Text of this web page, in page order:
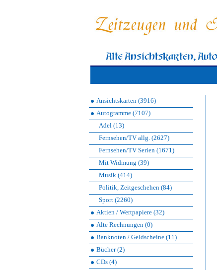
Ansichtskarten (3916)
Autogramme (7107)
Adel (13)
Fernsehen/TV allg. (2627)
Fernsehen/TV Serien (1671)
Mit Widmung (39)
Musik (414)
Politik, Zeitgeschehen (84)
Sport (2260)
Aktien / Wertpapiere (32)
Alte Rechnungen (0)
Banknoten / Geldscheine (11)
Bücher (2)
CDs (4)